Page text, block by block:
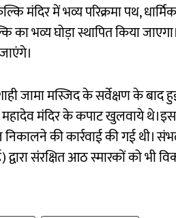
मंदिर में भव्य परिक्रमा पथ,
भव्य घोड़ा स्थापित किया
जामा मस्जिद के सर्वेक्षण के बाद
महादेव मंदिर के कपाट खुलवाये
की कार्रवाई की गई थी।
संरक्षित आठ स्मारकों को भी